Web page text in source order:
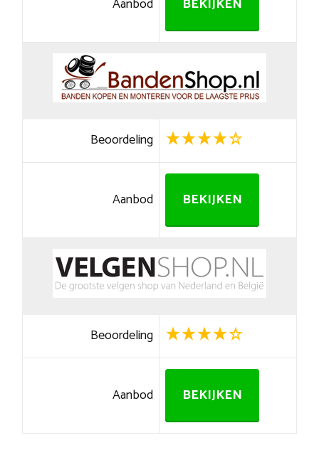
Aanbod BEKIJKEN
Beoordeling
Aanbod BEKIJKEN
Beoordeling
Aanbod BEKIJKEN